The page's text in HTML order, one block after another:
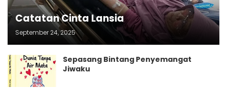
Catatan Cinta Lansia
September 24, 2025
Sepasang Bintang Penyemangat
Jiwaku